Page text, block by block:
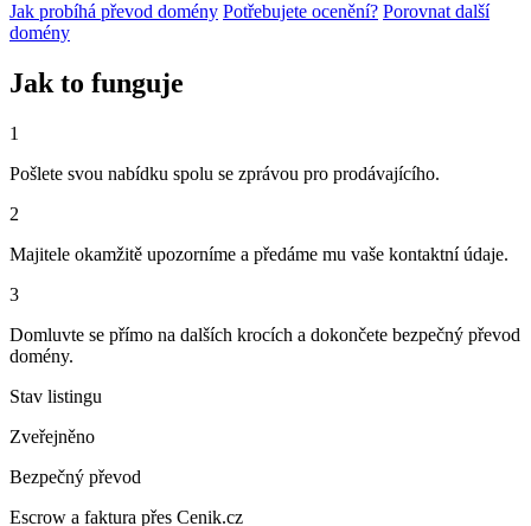
Jak probíhá převod domény Potřebujete ocenění? Porovnat další
domény
Jak to funguje
1
Pošlete svou nabídku spolu se zprávou pro prodávajícího.
2
Majitele okamžitě upozorníme a předáme mu vaše kontaktní údaje.
3
Domluvte se přímo na dalších krocích a dokončete bezpečný převod
domény.
Stav listingu
Zveřejněno
Bezpečný převod
Escrow a faktura přes Cenik.cz